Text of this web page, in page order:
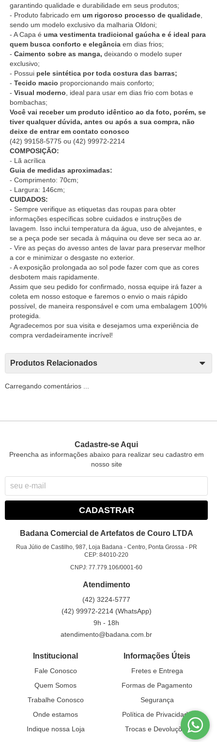
garantindo qualidade e durabilidade em seus produtos;
- Produto fabricado em um rigoroso processo de qualidade
sendo um modelo exclusivo da malharia Oldoni;
- A Capa é uma vestimenta tradicional gaúcha e é ideal para
quem busca conforto e elegância em dias frios;
- Caimento sobre as manga, deixando o modelo super
exclusivo;
- Possui pele sintética por toda costura das barras;
- Tecido macio proporcionando mais conforto;
- Visual moderno , ideal para usar em dias frio com botas e
bombachas;
Você vai receber um produto idêntico ao da foto, porém, se
tiver qualquer dúvida, antes ou após a sua compra, não
deixe de entrar em contato conosco
(42) 99158-5775 ou (42) 99972-2214
COMPOSIÇÃO:
- Lã acrílica
Guia de medidas aproximadas:
- Comprimento: 70cm;
- Largura: 146cm;
CUIDADOS:
- Sempre verifique as etiquetas das roupas para obter
informações específicas sobre cuidados e instruções de
lavagem. Isso inclui temperatura da água, uso de alvejantes, e
se a peça pode ser secada à máquina ou deve ser seca ao ar.
- Vire as peças do avesso antes de lavar para preservar melhor
a cor e minimizar o desgaste no exterior.
- A exposição prolongada ao sol pode fazer com que as cores
desbotem mais rapidamente.
Assim que seu pedido for confirmado, nossa equipe irá fazer a
coleta em nosso estoque e faremos o envio o mais rápido
possível, de maneira responsável e com uma embalagem 100%
protegida.
Agradecemos por sua visita e desejamos uma experiência de
compra verdadeiramente incrível!
Produtos Relacionados
Carregando comentários ...
Cadastre-se Aqui
Preencha as informações abaixo para realizar seu cadastro em
nosso site
CADASTRAR
Badana Comercial de Artefatos de Couro LTDA
Rua Júlio de Castilho, 987, Loja Badana - Centro, Ponta Grossa - PR
CEP: 84010-220
CNPJ: 77.779.106/0001-60
Atendimento
(42) 3224-5777
(42) 99972-2214 (WhatsApp)
9h - 18h
atendimento@badana.com.br
Institucional
Fale Conosco
Quem Somos
Trabalhe Conosco
Onde estamos
Indique nossa Loja
Informações Úteis
Fretes e Entrega
Formas de Pagamento
Segurança
Política de Privacidade
Trocas e Devoluções